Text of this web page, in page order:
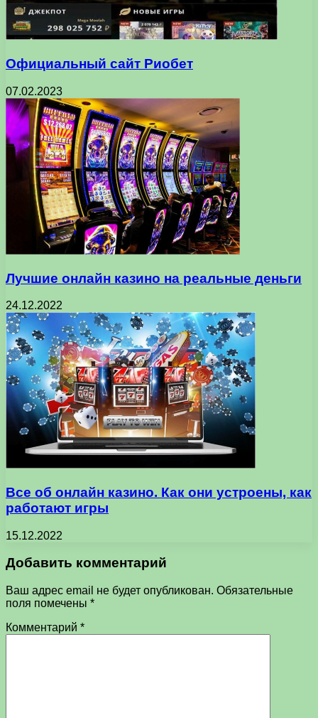
Официальный сайт Риобет
07.02.2023
Лучшие онлайн казино на реальные деньги
24.12.2022
Все об онлайн казино. Как они устроены, как
работают игры
15.12.2022
Добавить комментарий
Ваш адрес email не будет опубликован. Обязательные
поля помечены *
Комментарий *